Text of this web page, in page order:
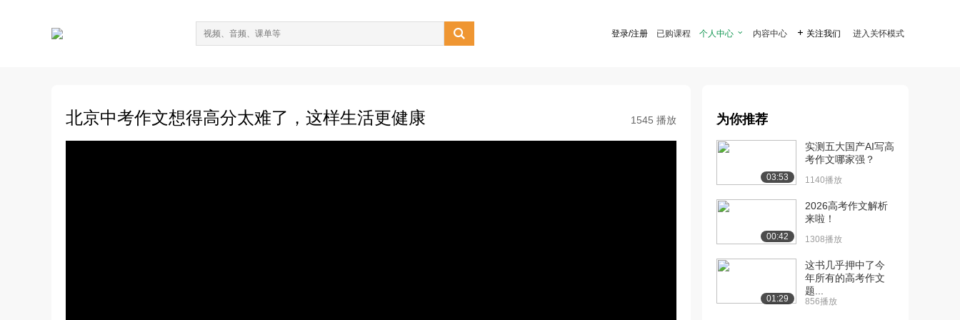
 登录/注册 已购课程 个人中心  内容中心  关注我们 进入关怀模式
北京中考作文想得高分太难了，这样生活更健康 1545 播放 为你推荐
03:53
实测五大国产AI写高
考作文哪家强？
1140播放
00:42
2026高考作文解析
来啦！
1308播放
01:29
这书几乎押中了今
年所有的高考作文
题...
856播放